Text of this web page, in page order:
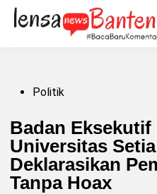
Skip
content
PostedPolitik
Badan Eksekutif
Universitas
Deklarasikan
Tanpa Hoax